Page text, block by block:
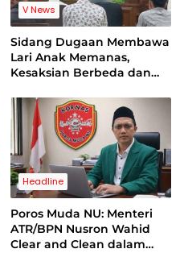
V News
Sidang Dugaan Membawa
Lari Anak Memanas,
Kesaksian Berbeda dan
Headline
Poros Muda NU: Menteri
ATR/BPN Nusron Wahid
Clear and Clean dalam